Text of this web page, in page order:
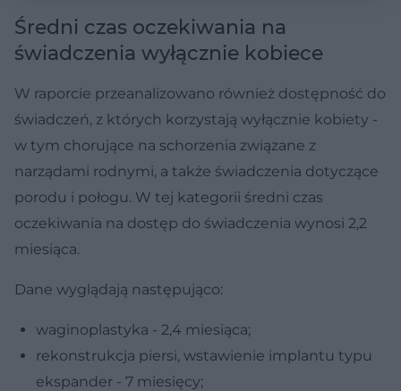
Średni czas oczekiwania na
świadczenia wyłącznie kobiece
W raporcie przeanalizowano również dostępność do
świadczeń, z których korzystają wyłącznie kobiety -
w tym chorujące na schorzenia związane z
narządami rodnymi, a także świadczenia dotyczące
porodu i połogu. W tej kategorii średni czas
oczekiwania na dostęp do świadczenia wynosi 2,2
miesiąca.
Dane wyglądają następująco:
waginoplastyka - 2,4 miesiąca;
rekonstrukcja piersi, wstawienie implantu typu
ekspander - 7 miesięcy;